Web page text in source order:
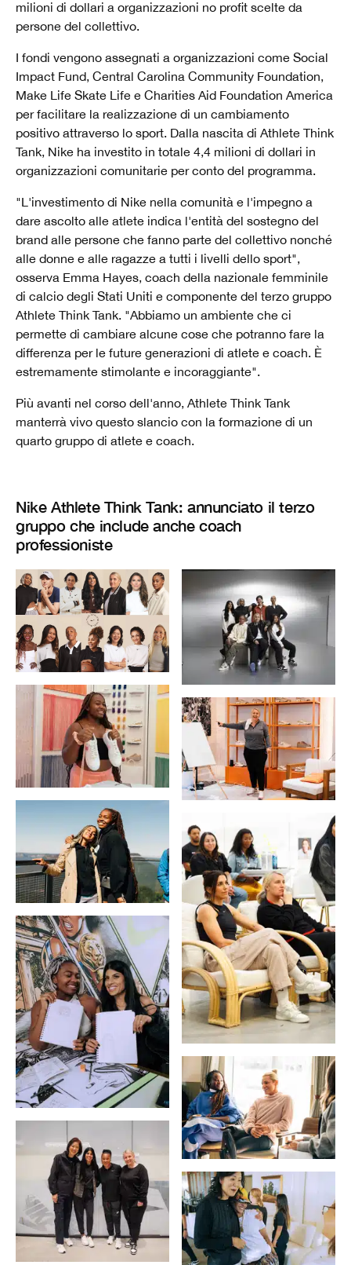
milioni di dollari a organizzazioni no profit scelte da
persone del collettivo.
I fondi vengono assegnati a organizzazioni come Social
Impact Fund, Central Carolina Community Foundation,
Make Life Skate Life e Charities Aid Foundation America
per facilitare la realizzazione di un cambiamento
positivo attraverso lo sport. Dalla nascita di Athlete Think
Tank, Nike ha investito in totale 4,4 milioni di dollari in
organizzazioni comunitarie per conto del programma.
"L'investimento di Nike nella comunità e l'impegno a
dare ascolto alle atlete indica l'entità del sostegno del
brand alle persone che fanno parte del collettivo nonché
alle donne e alle ragazze a tutti i livelli dello sport",
osserva Emma Hayes, coach della nazionale femminile
di calcio degli Stati Uniti e componente del terzo gruppo
Athlete Think Tank. "Abbiamo un ambiente che ci
permette di cambiare alcune cose che potranno fare la
differenza per le future generazioni di atlete e coach. È
estremamente stimolante e incoraggiante".
Più avanti nel corso dell'anno, Athlete Think Tank
manterrà vivo questo slancio con la formazione di un
quarto gruppo di atlete e coach.
Nike Athlete Think Tank: annunciato il terzo
gruppo che include anche coach
professioniste